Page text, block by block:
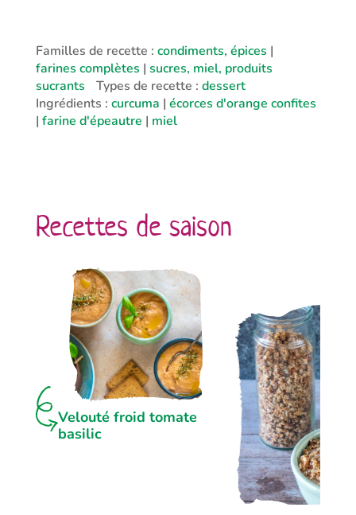
Familles de recette : condiments, épices |
farines complètes | sucres, miel, produits
sucrants
Types de recette : dessert
Ingrédients : curcuma | écorces d'orange confites
| farine d'épeautre | miel
Recettes de saison
Velouté froid tomate
basilic